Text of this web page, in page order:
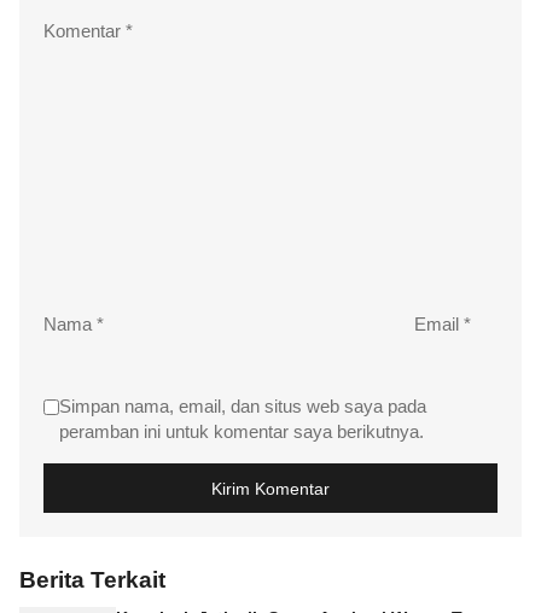
Komentar *
Nama * Email *
Simpan nama, email, dan situs web saya pada
peramban ini untuk komentar saya berikutnya.
Berita Terkait